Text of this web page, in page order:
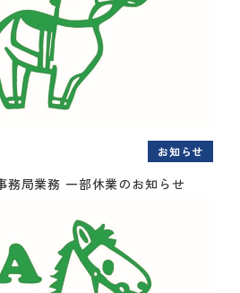
お知らせ
務局業務 一部休業のお知らせ